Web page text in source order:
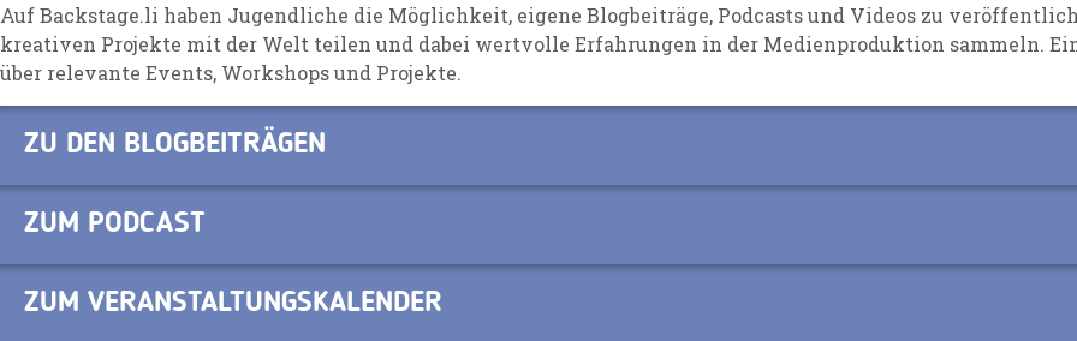
Auf Backstage.li haben Jugendliche die Möglichkeit, eigene Blogbeiträge, Podcasts und Videos zu
kreativen Projekte mit der Welt teilen und dabei wertvolle Erfahrungen in der Medienproduktion sammeln.
über relevante Events, Workshops und Projekte.
ZU DEN BLOGBEITRÄGEN
ZUM PODCAST
ZUM VERANSTALTUNGSKALENDER